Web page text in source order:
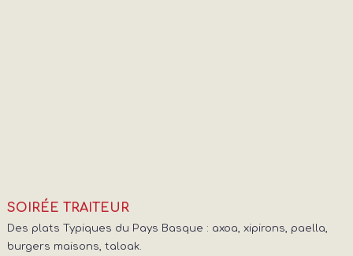
SOIRÉE TRAITEUR
Des plats Typiques du Pays Basque : axoa, xipirons, paella,
burgers maisons, taloak.